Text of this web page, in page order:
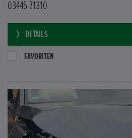
03445 71310
DETAILS
FAVORITEN